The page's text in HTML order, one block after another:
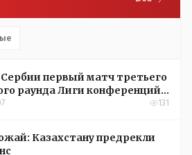
первый матч третьего
раунда Лиги конференций
131
Казахстану предрекли